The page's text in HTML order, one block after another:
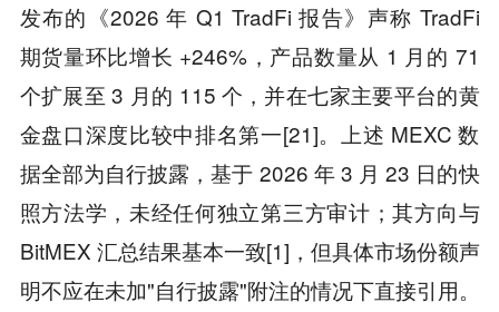
发布的《2026 年 Q1 TradFi 报告》声称 TradFi
期货量环比增长 +246%，产品数量从 1 月的 71
个扩展至 3 月的 115 个，并在七家主要平台的黄
金盘口深度比较中排名第一[21]。上述 MEXC 数
据全部为自行披露，基于 2026 年 3 月 23 日的快
照方法学，未经任何独立第三方审计；其方向与
BitMEX 汇总结果基本一致[1]，但具体市场份额声
明不应在未加"自行披露"附注的情况下直接引用。